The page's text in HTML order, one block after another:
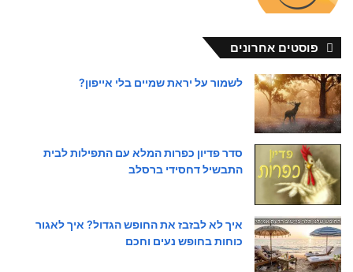
פוסטים אחרונים
לשמור על יראת שמיים בלי אייפון?
סדר פדיון כפרות המלא עם התפילות לבית
התבשיל דחסידי ברסלב
איך לא לבזבז את החופש הגדול? איך לאגור
כוחות בחופש נעים וחכם